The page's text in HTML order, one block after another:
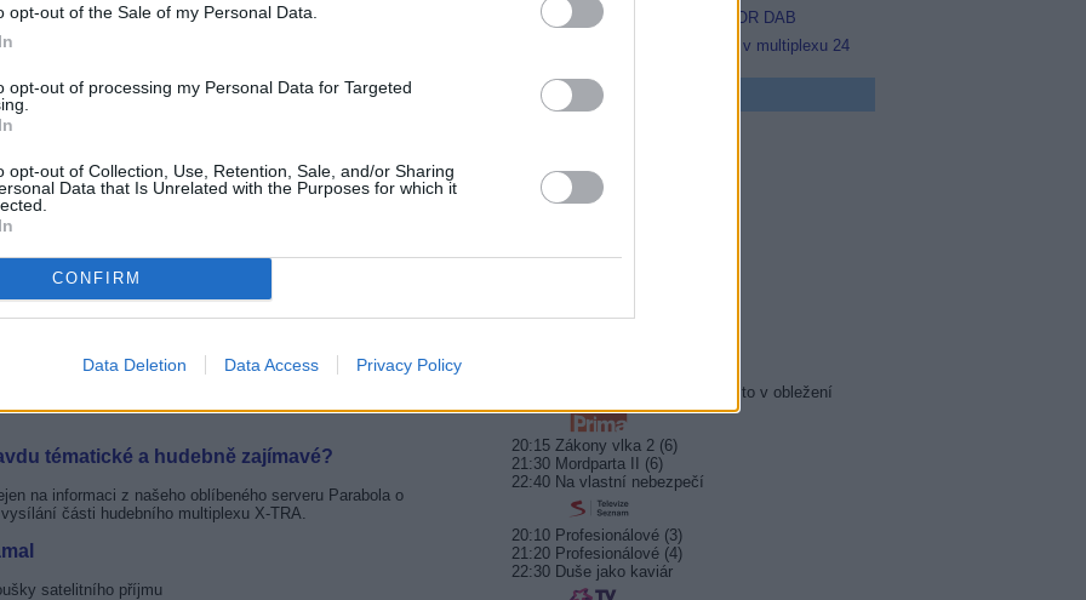
opt-out of the Sale of my Personal Data.
opt-out of processing my Personal Data for Targeted
opt-out of Collection, Use, Retention, Sale, and/or Sharing
Data that Is Unrelated with the Purposes for which it
CONFIRM
Data Deletion Data Access Privacy Policy
přenosu většinou kódovány. Přesto můžeme nalézt řadu
a satelitní televize
že v těchto dnech rozesílá předplatitelům svých
internet chello a digitální satelitní televizi UPC
o tzv. domácí kina
vianočných sviatkov. V decembrovej ponuke nebudú
000 zásuvek rychlého internetu
180 tisíci domácnostech, pokračuje plánované
tématické a hudebně zajímavé?
na informaci z našeho oblíbeného serveru Parabola o
části hudebního multiplexu X-TRA.
satelitního příjmu
Black FM v multiplexu COLOR DAB
Prima Sport začala testovat v multiplexu 24
TV program
20:05 Zázraky přírody
21:20 Chalupáři (4/11)
01:05 Policejní akademie 6: Město v obležení
20:15 Zákony vlka 2 (6)
21:30 Mordparta II (6)
22:40 Na vlastní nebezpečí
20:10 Profesionálové (3)
21:20 Profesionálové (4)
22:30 Duše jako kaviár